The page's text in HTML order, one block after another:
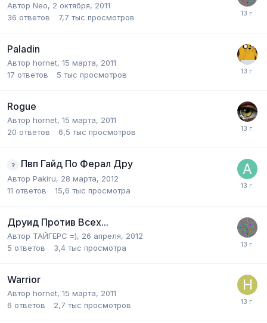
Автор Neo, 2 октября, 2011
36 ответов 7,7 тыс просмотров
Paladin
Автор hornet, 15 марта, 2011
17 ответов 5 тыс просмотров
Rogue
Автор hornet, 15 марта, 2011
20 ответов 6,5 тыс просмотров
Пвп Гайд По Ферал Дру
Автор Pakiru, 28 марта, 2012
11 ответов 15,6 тыс просмотра
Друид Против Всех...
Автор ТАЙГЕРС =), 26 апреля, 2012
5 ответов 3,4 тыс просмотра
Warrior
Автор hornet, 15 марта, 2011
6 ответов 2,7 тыс просмотров